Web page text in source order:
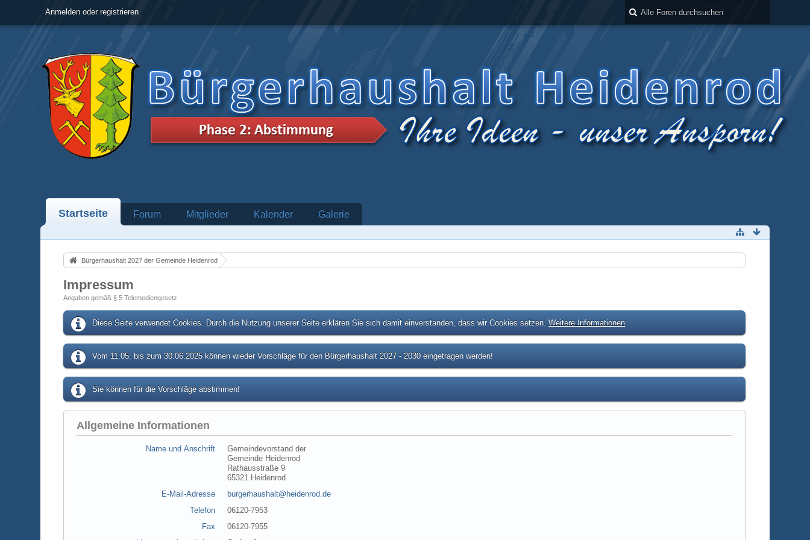
Anmelden oder registrieren
Startseite Forum Mitglieder Kalender Galerie
Bürgerhaushalt 2027 der Gemeinde Heidenrod
Impressum
Angaben gemäß § 5 Telemediengesetz
Diese Seite verwendet Cookies. Durch die Nutzung unserer Seite erklären Sie sich damit einverstanden, dass wir Cookies setzen.Weitere Informationen
Vom 11.05. bis zum 30.06.2025 können wieder Vorschläge für den Bürgerhaushalt 2027 - 2030 eingetragen werden!
Sie können für die Vorschläge abstimmen!
Allgemeine Informationen
Name und Anschrift
Gemeindevorstand der
Gemeinde Heidenrod
Rathausstraße 9
65321 Heidenrod
E-Mail-Adresse
burgerhaushalt@heidenrod.de
Telefon
06120-7953
Fax
06120-7955